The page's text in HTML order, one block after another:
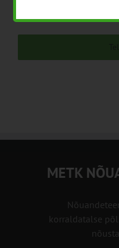
METK
korraldatalse